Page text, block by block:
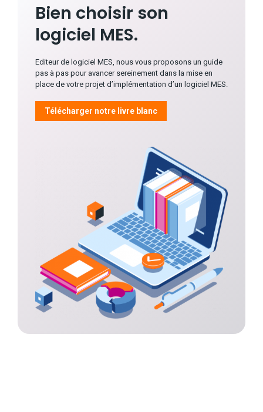
Bien choisir son
logiciel MES.
Editeur de logiciel MES, nous vous proposons un guide
pas à pas pour avancer sereinement dans la mise en
place de votre projet d’implémentation d’un logiciel MES.
Télécharger notre livre blanc